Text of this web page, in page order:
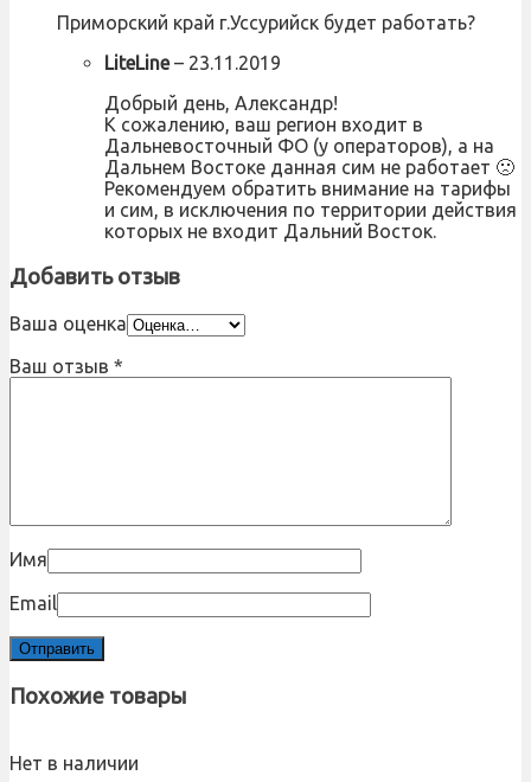
Приморский край г.Уссурийск будет работать?
LiteLine– 23.11.2019
Добрый день, Александр!
К сожалению, ваш регион входит в
Дальневосточный ФО (у операторов), а на
Дальнем Востоке данная сим не работает 🙁
Рекомендуем обратить внимание на тарифы
и сим, в исключения по территории действия
которых не входит Дальний Восток.
Добавить отзыв
Ваша оценка
Ваш отзыв *
Имя
Email
Похожие товары
Нет в наличии